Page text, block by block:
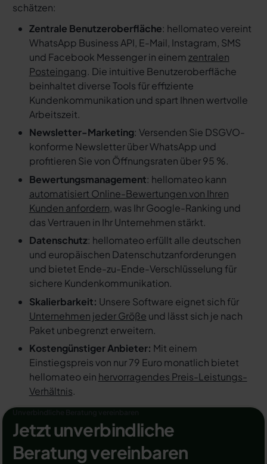
schätzen:
Zentrale Benutzeroberfläche: hellomateo vereint
WhatsApp Business API, E-Mail, Instagram, SMS
und Facebook Messenger in einem zentralen
Posteingang. Die intuitive Benutzeroberfläche
beinhaltet diverse Tools für effiziente
Kundenkommunikation und spart Ihnen wertvolle
Arbeitszeit.
Newsletter-Marketing: Versenden Sie DSGVO-
konforme Newsletter über WhatsApp und
profitieren Sie von Öffnungsraten über 95 %.
Bewertungsmanagement: hellomateo kann
automatisiert Online-Bewertungen von Ihren
Kunden anfordern, was Ihr Google-Ranking und
das Vertrauen in Ihr Unternehmen stärkt.
Datenschutz: hellomateo erfüllt alle deutschen
und europäischen Datenschutzanforderungen
und bietet Ende-zu-Ende-Verschlüsselung für
sichere Kundenkommunikation.
Skalierbarkeit: Unsere Software eignet sich für
Unternehmen jeder Größe und lässt sich je nach
Paket unbegrenzt erweitern.
Kostengünstiger Anbieter: Mit einem
Einstiegspreis von nur 79 Euro monatlich bietet
hellomateo ein hervorragendes Preis-Leistungs-
Verhältnis.
Jetzt unverbindliche
Beratung vereinbaren